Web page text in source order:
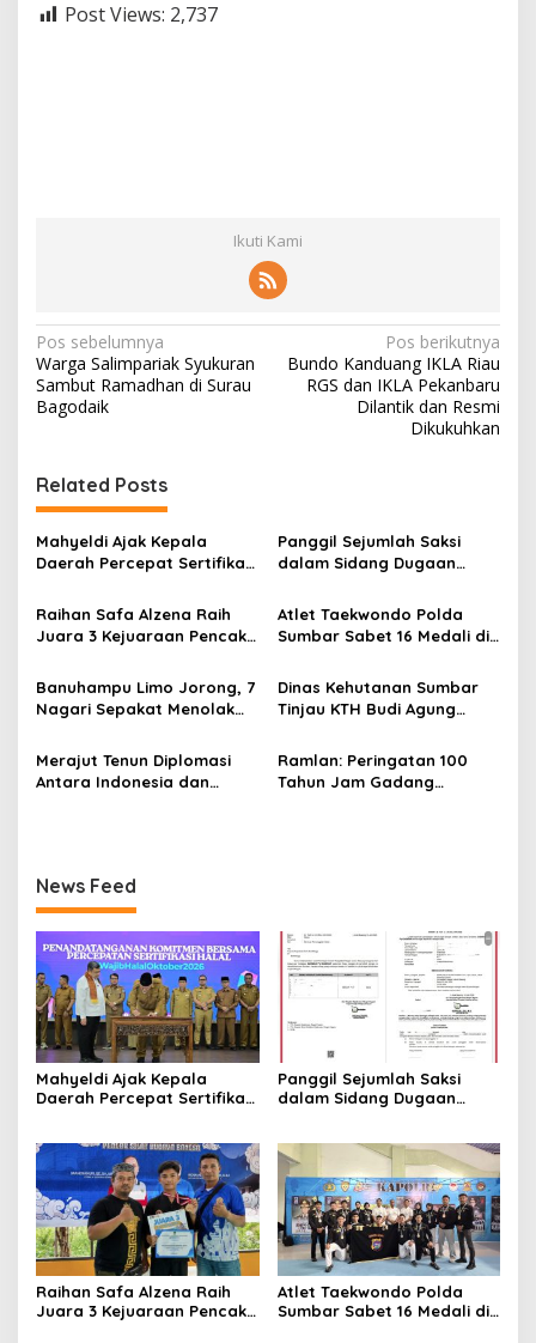
Post Views: 2,737
Ikuti Kami
N
a
v
g
a
s
i
p
o
s
Pos sebelumnya
Warga Salimpariak Syukuran
Sambut Ramadhan di Surau
Bagodaik
Pos berikutnya
Bundo Kanduang IKLA Riau
RGS dan IKLA Pekanbaru
Dilantik dan Resmi
Dikukuhkan
Related Posts
Mahyeldi Ajak Kepala
Daerah Percepat Sertifikasi
Pusat Ekosistem Halal
Nasional
Panggil Sejumlah Saksi
dalam Sidang Dugaan
Terdakwa Haji DS
Raihan Safa Alzena Raih
Juara 3 Kejuaraan Pencak
Sumatera Barat
Atlet Taekwondo Polda
Sumbar Sabet 16 Medali di
Banuhampu Limo Jorong, 7
Nagari Sepakat Menolak
Dinas Kehutanan Sumbar
Tinjau KTH Budi Agung
Menerima Bantuan
Merajut Tenun Diplomasi
Antara Indonesia dan
Ramlan: Peringatan 100
Tahun Jam Gadang
News Feed
Mahyeldi Ajak Kepala
Daerah Percepat Sertifikasi
Nasional
Panggil Sejumlah Saksi
dalam Sidang Dugaan
Raihan Safa Alzena Raih
Juara 3 Kejuaraan Pencak
Atlet Taekwondo Polda
Sumbar Sabet 16 Medali di